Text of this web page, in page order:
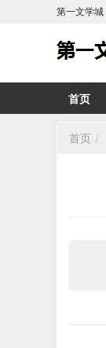
第一文学城
首页
首页